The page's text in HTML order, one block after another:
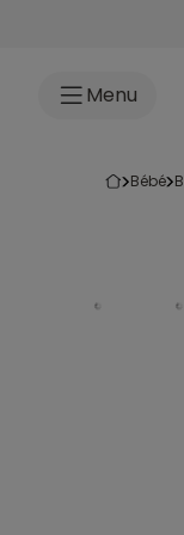
Menu
bébé